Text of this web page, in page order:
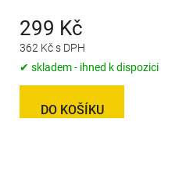
362 Kč s DPH
299 Kč
✔ skladem - ihned k dispozici
DO KOŠÍKU